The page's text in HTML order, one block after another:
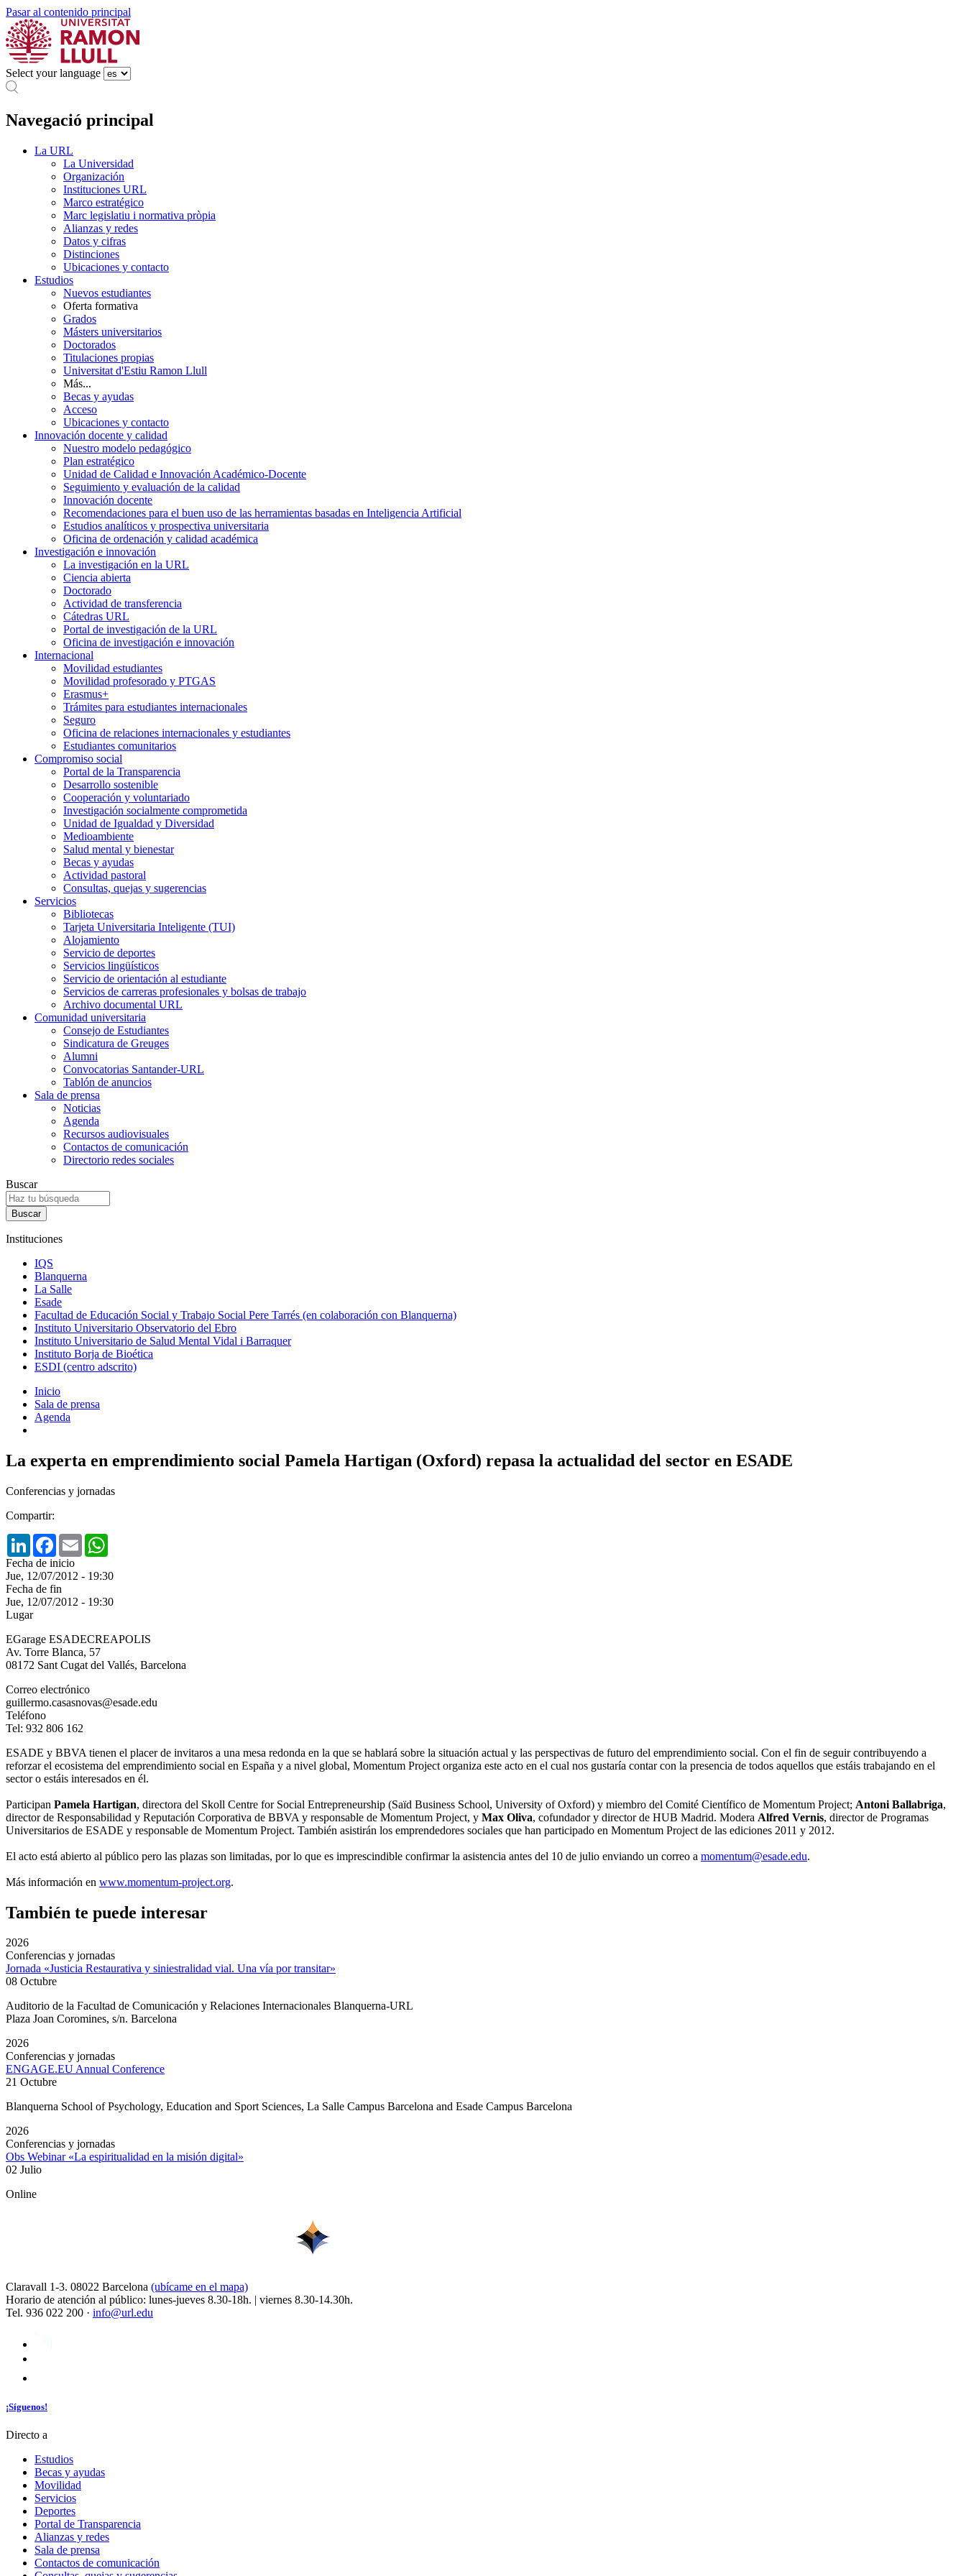
Pasar al contenido principal
Select your language
Navegació principal
La URL
La Universidad
Organización
Instituciones URL
Marco estratégico
Marc legislatiu i normativa pròpia
Alianzas y redes
Datos y cifras
Distinciones
Ubicaciones y contacto
Estudios
Nuevos estudiantes
Oferta formativa
Grados
Másters universitarios
Doctorados
Titulaciones propias
Universitat d'Estiu Ramon Llull
Más...
Becas y ayudas
Acceso
Ubicaciones y contacto
Innovación docente y calidad
Nuestro modelo pedagógico
Plan estratégico
Unidad de Calidad e Innovación Académico-Docente
Seguimiento y evaluación de la calidad
Innovación docente
Recomendaciones para el buen uso de las herramientas basadas en Inteligencia Artificial
Estudios analíticos y prospectiva universitaria
Oficina de ordenación y calidad académica
Investigación e innovación
La investigación en la URL
Ciencia abierta
Doctorado
Actividad de transferencia
Cátedras URL
Portal de investigación de la URL
Oficina de investigación e innovación
Internacional
Movilidad estudiantes
Movilidad profesorado y PTGAS
Erasmus+
Trámites para estudiantes internacionales
Seguro
Oficina de relaciones internacionales y estudiantes
Estudiantes comunitarios
Compromiso social
Portal de la Transparencia
Desarrollo sostenible
Cooperación y voluntariado
Investigación socialmente comprometida
Unidad de Igualdad y Diversidad
Medioambiente
Salud mental y bienestar
Becas y ayudas
Actividad pastoral
Consultas, quejas y sugerencias
Servicios
Bibliotecas
Tarjeta Universitaria Inteligente (TUI)
Alojamiento
Servicio de deportes
Servicios lingüísticos
Servicio de orientación al estudiante
Servicios de carreras profesionales y bolsas de trabajo
Archivo documental URL
Comunidad universitaria
Consejo de Estudiantes
Sindicatura de Greuges
Alumni
Convocatorias Santander-URL
Tablón de anuncios
Sala de prensa
Noticias
Agenda
Recursos audiovisuales
Contactos de comunicación
Directorio redes sociales
Buscar
Instituciones
IQS
Blanquerna
La Salle
Esade
Facultad de Educación Social y Trabajo Social Pere Tarrés (en colaboración con Blanquerna)
Instituto Universitario Observatorio del Ebro
Instituto Universitario de Salud Mental Vidal i Barraquer
Instituto Borja de Bioética
ESDI (centro adscrito)
Inicio
Sala de prensa
Agenda
La experta en emprendimiento social Pamela Hartigan (Oxford) repasa la actualidad del sector en ESADE
Conferencias y jornadas
Compartir:
LinkedInFacebook
Email
Fecha de inicio
Jue, 12/07/2012 - 19:30
Fecha de fin
Jue, 12/07/2012 - 19:30
Lugar
EGarage ESADECREAPOLIS
Av. Torre Blanca, 57
08172 Sant Cugat del Vallés, Barcelona
Correo electrónico
guillermo.casasnovas@esade.edu
Teléfono
Tel: 932 806 162
ESADE y BBVA tienen el placer de invitaros a una mesa redonda en la que se hablará sobre la situación actual y las perspectivas de futuro del emprendimiento social. Con el fin de seguir contribuyendo a
reforzar el ecosistema del emprendimiento social en España y a nivel global, Momentum Project organiza este acto en el cual nos gustaría contar con la presencia de todos aquellos que estáis trabajando en el
sector o estáis interesados en él.
Participan Pamela Hartigan, directora del Skoll Centre for Social Entrepreneurship (Saïd Business School, University of Oxford) y miembro del Comité Científico de Momentum Project; Antoni Ballabriga,
director de Responsabilidad y Reputación Corporativa de BBVA y responsable de Momentum Project, y Max Oliva, cofundador y director de HUB Madrid. Modera Alfred Vernis, director de Programas
Universitarios de ESADE y responsable de Momentum Project. También asistirán los emprendedores sociales que han participado en Momentum Project de las ediciones 2011 y 2012.
El acto está abierto al público pero las plazas son limitadas, por lo que es imprescindible confirmar la asistencia antes del 10 de julio enviando un correo a momentum@esade.edu.
Más información en www.momentum-project.org.
También te puede interesar
2026
Conferencias y jornadas
Jornada «Justicia Restaurativa y siniestralidad vial. Una vía por transitar»
08 Octubre
Auditorio de la Facultad de Comunicación y Relaciones Internacionales Blanquerna-URL
Plaza Joan Coromines, s/n. Barcelona
2026
Conferencias y jornadas
ENGAGE.EU Annual Conference
21 Octubre
Blanquerna School of Psychology, Education and Sport Sciences, La Salle Campus Barcelona and Esade Campus Barcelona
2026
Conferencias y jornadas
Obs Webinar «La espiritualidad en la misión digital»
02 Julio
Online
Claravall 1-3. 08022 Barcelona (ubícame en el mapa)
Horario de atención al público: lunes-jueves 8.30-18h. | viernes 8.30-14.30h.
Tel. 936 022 200 · info@url.edu
¡Síguenos!
Directo a
Estudios
Becas y ayudas
Movilidad
Servicios
Deportes
Portal de Transparencia
Alianzas y redes
Sala de prensa
Contactos de comunicación